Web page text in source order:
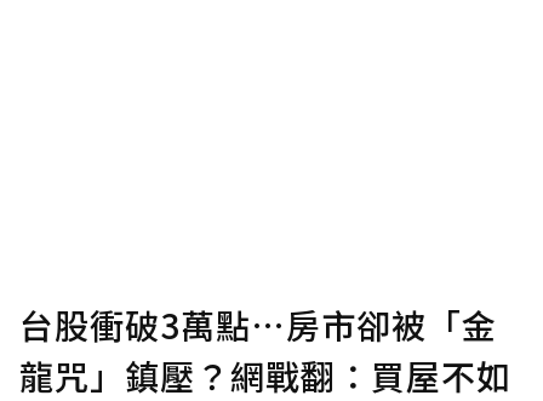
台股衝破3萬點…房市卻被「金
龍咒」鎮壓？網戰翻：買屋不如